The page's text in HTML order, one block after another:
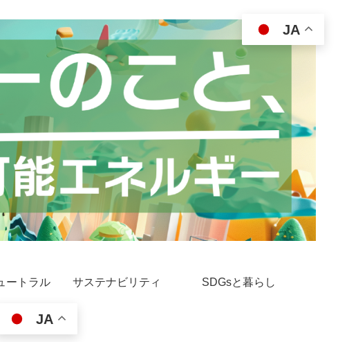
ートラル サステナビリティ SDGsと暮らし
JA
JA